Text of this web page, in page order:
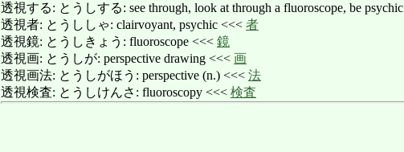
透視する: とうしする: see through, look at through a fluoroscope, be psychic
透視者: とうししゃ: clairvoyant, psychic <<< 者
透視鏡: とうしきょう: fluoroscope <<< 鏡
透視画: とうしが: perspective drawing <<< 画
透視画法: とうしがほう: perspective (n.) <<< 法
透視検査: とうしけんさ: fluoroscopy <<< 検査